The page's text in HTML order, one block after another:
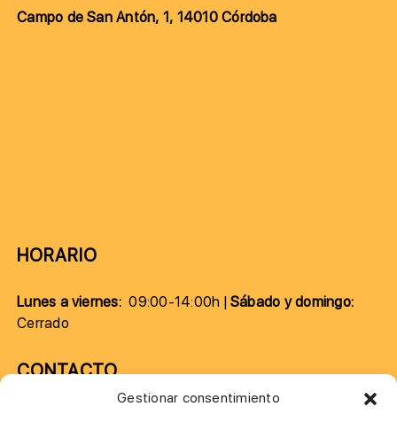
Gestionar consentimiento
Campo de San Antón, 1, 14010 Córdoba
HORARIO
Lunes a viernes:09:00-14:00h |Sábado y domingo:
Cerrado
CONTACTO